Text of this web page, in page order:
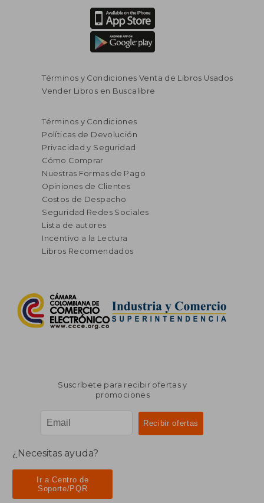
Términos y Condiciones Venta de Libros Usados
Vender Libros en Buscalibre
Términos y Condiciones
Políticas de Devolución
Privacidad y Seguridad
Cómo Comprar
Nuestras Formas de Pago
Opiniones de Clientes
Costos de Despacho
Seguridad Redes Sociales
Lista de autores
Incentivo a la Lectura
Libros Recomendados
Suscríbete para recibir ofertas y
promociones
¿Necesitas ayuda?
Ir a Centro de
Soporte/PQR